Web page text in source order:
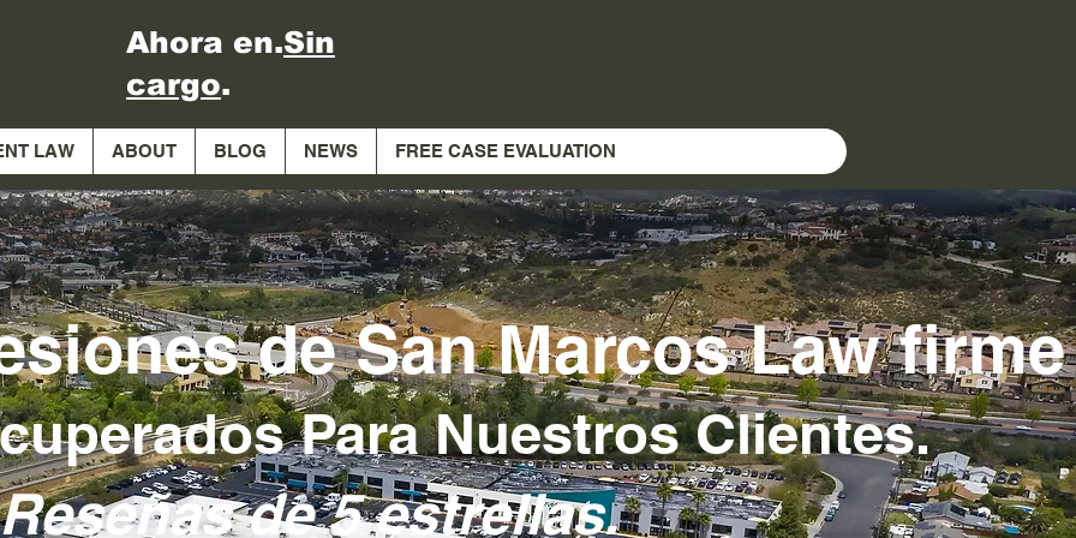
Ahora en.Sin
cargo.
LAW ABOUT BLOG NEWS FREE CASE EVALUATION
de San Marcos Law firme
Para Nuestros Clientes.
de 5 estrellas.